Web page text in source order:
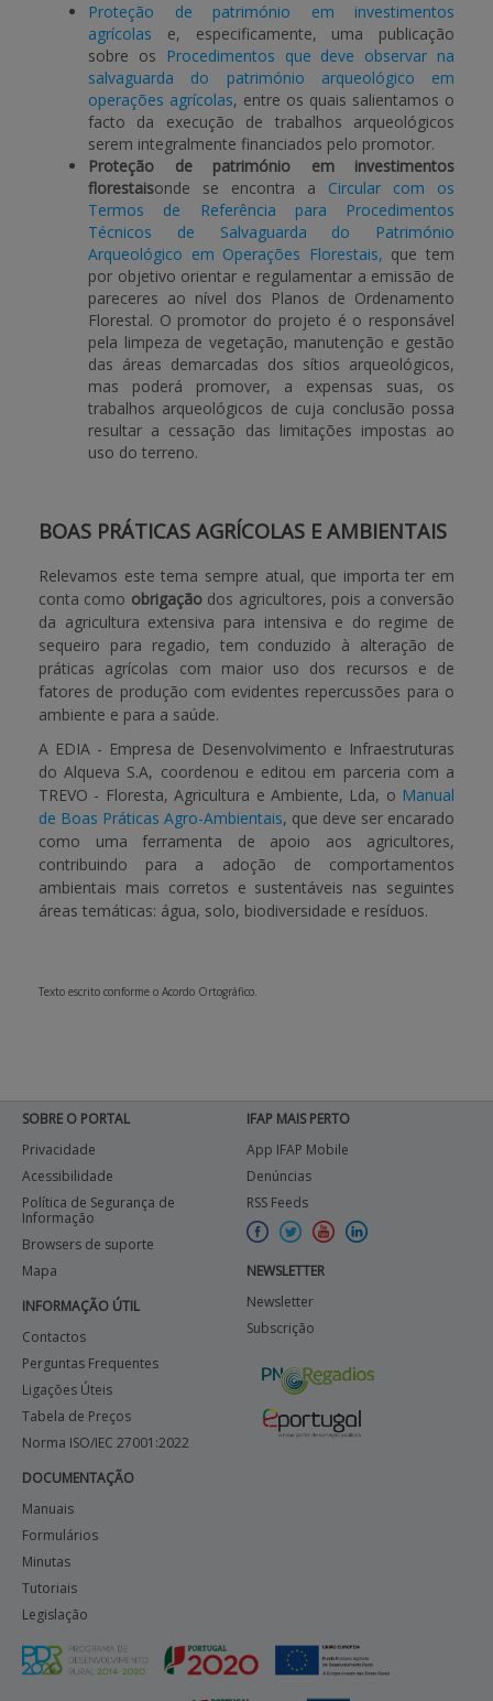
Proteção de património em investimentos
agrícolas e, especificamente, uma publicação
sobre os
Procedimentos que deve observar na
salvaguarda do património arqueológico em
operações agrícolas, entre os quais salientamos o
facto da execução de trabalhos arqueológicos
serem integralmente financiados pelo promotor.
Proteção de património em investimentos
florestaisonde se encontra a Circular com os
Termos de Referência para Procedimentos
Técnicos de Salvaguarda do Património
Arqueológico em Operações Florestais, que tem
por objetivo orientar e regulamentar a emissão de
pareceres ao nível dos Planos de Ordenamento
Florestal. O promotor do projeto é o responsável
pela limpeza de vegetação, manutenção e gestão
das áreas demarcadas dos sítios arqueológicos,
mas poderá promover, a expensas suas, os
trabalhos arqueológicos de cuja conclusão possa
resultar a cessação das limitações impostas ao
uso do terreno.
BOAS PRÁTICAS AGRÍCOLAS E AMBIENTAIS
Relevamos este tema sempre atual, que importa ter em
conta como obrigaçãodos agricultores, pois a conversão
da agricultura extensiva para intensiva e do regime de
sequeiro para regadio, tem conduzido à alteração de
práticas agrícolas com maior uso dos recursos e de
fatores de produção com evidentes repercussões para o
ambiente e para a saúde.
A EDIA - Empresa de Desenvolvimento e Infraestruturas
do Alqueva S.A, coordenou e editou em parceria com a
TREVO - Floresta, Agricultura e Ambiente, Lda, o Manual
de Boas Práticas Agro-Ambientais, que deve ser encarado
como uma ferramenta de apoio aos agricultores,
contribuindo para a adoção de comportamentos
ambientais mais corretos e sustentáveis nas seguintes
áreas temáticas: água, solo, biodiversidade e resíduos.
Texto escrito conforme o Acordo Ortográfico.
SOBRE O PORTAL
Privacidade
Acessibilidade
Política de Segurança de
Informação
Browsers de suporte
Mapa
INFORMAÇÃO ÚTIL
Contactos
Perguntas Frequentes
Ligações Úteis
Tabela de Preços
Norma ISO/IEC 27001:2022
DOCUMENTAÇÃO
Manuais
Formulários
Minutas
Tutoriais
Legislação
IFAP MAIS PERTO
App IFAP Mobile
Denúncias
RSS Feeds
NEWSLETTER
Newsletter
Subscrição